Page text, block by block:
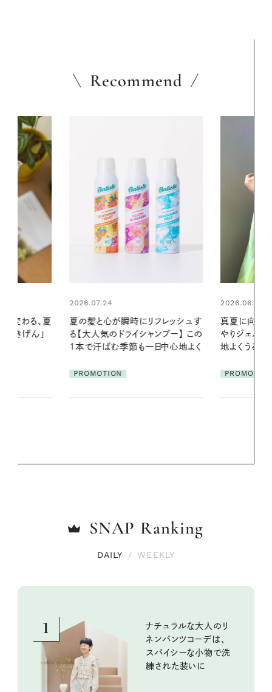
Recommend
レッシュす
プー】 この
2026.06.01
真夏に向けて、ハーブが香るひん
やりジェルと出合う。暑い季節に心
地よくうるおう、軽やかなボディケ
PROMOTION
2026.06.01
暑い夏のナイ
える夜の爽
SNAP Ranking
DAILY / WEEKLY
1
ナチュラルな大人のリ
ネンパンツコーデは、
スパイシーな小物で洗
練された装いに